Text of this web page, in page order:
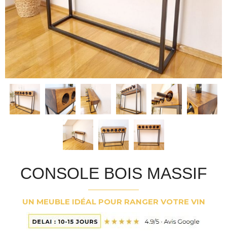
CONSOLE BOIS MASSIF
UN MEUBLE IDÉAL POUR RANGER VOTRE VIN